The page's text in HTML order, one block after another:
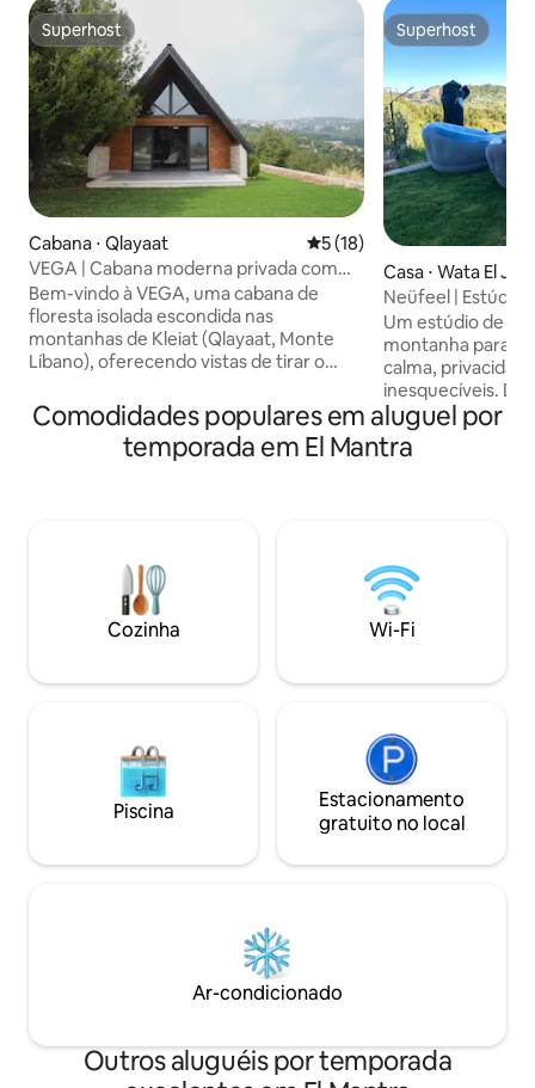
Superhost
Superhost
Cabana ⋅ Qlayaat 5 de uma avaliação média
5 (18)
VEGA | Cabana moderna privada com
vista panorâmica
Bem-vindo à VEGA, uma cabana de
floresta isolada escondida nas
montanhas de Kleiat (Qlayaat, Monte
Líbano), oferecendo vistas de tirar o
Projetado cuidadosamente para manhãs
lentas e noites aconchegantes, o Vega
fica a apenas 3 minutos da rua principal
totalmente equipada, ar condicionado,
Wi-Fi de fibra óptica, Smart TV e
lavanderia, tornando-a ideal para
estadias mais longas, como para
Superhost
Superhost
Casa ⋅ Wata El
Neüfeel | Estúdio
vistas
Um estúdio de
montanha para
calma,
inesquecíveis.
espaço interior e
100% privado
atmosfera de
de esqui, trilhas
cafés,
conveniência
semana.
Comodidades populares em aluguel por
temporada em El Mantra
Cozinha Wi-Fi
Piscina
Estacionamento
gratuito no local
Ar-condicionado
Outros aluguéis por temporada